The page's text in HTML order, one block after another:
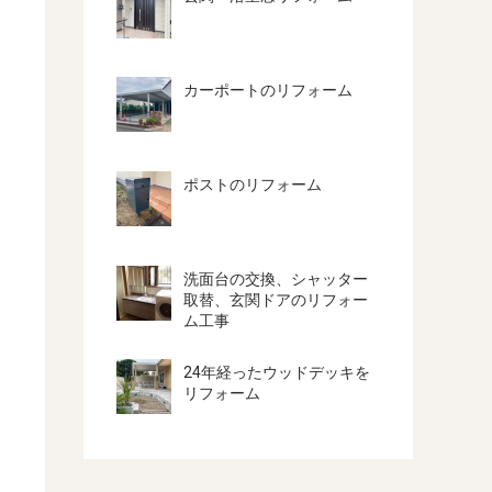
カーポートのリフォーム
ポストのリフォーム
洗面台の交換、シャッター
取替、玄関ドアのリフォー
ム工事
24年経ったウッドデッキを
リフォーム